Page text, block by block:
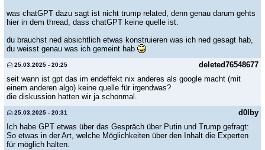
was chatGPT dazu sagt ist nicht trump related, denn genau darum gehts
hier in dem thread, dass chatGPT keine quelle ist.
du brauchst ned absichtlich etwas konstruieren was ich ned gesagt hab,
du weisst genau was ich gemeint hab
deleted76548677
25.03.2025 - 20:25
seit wann ist gpt das im endeffekt nix anderes als google macht (mit
einem anderen algo) keine quelle für irgendwas?
die diskussion hatten wir ja schonmal.
d0lby
25.03.2025 - 20:31
Ich habe GPT etwas über das Gespräch über Putin und Trump gefragt:
So etwas in der Art, welche Möglichkeiten über den Inhalt die Experten
für möglich halten.